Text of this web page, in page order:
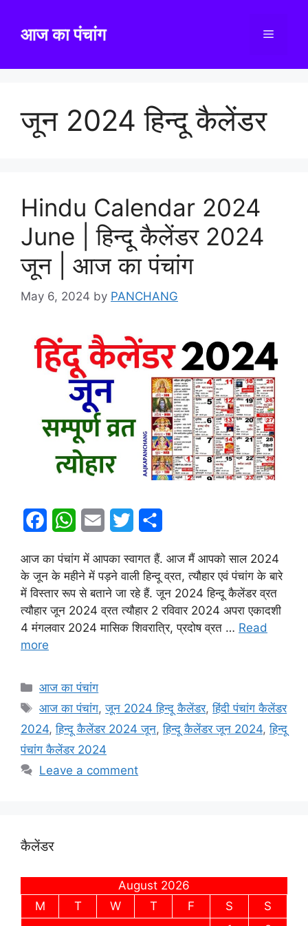
contentआज का पंचांग Menu
जून 2024 हिन्दू कैलेंडर
Hindu Calendar 2024
June | हिन्दू कैलेंडर 2024
जून | आज का पंचांग
May 6, 2024 by PANCHANG
c
e
b
k
W
a
t
s
A
p
a
i
l
i
t
t
a
r
e
आज का पंचांग में आपका स्वागत हैं. आज मैं आपको साल 2024
के जून के महीने में पड़ने वाली हिन्दू व्रत, त्यौहार एवं पंचांग के बारे
में विस्तार रूप से बताने जा रहे हैं. जून 2024 हिन्दू कैलेंडर व्रत
त्यौहार जून 2024 व्रत त्यौहार 2 रविवार 2024 अपरा एकादशी
4 मंगलवार 2024 मासिक शिवरात्रि, प्रदोष व्रत … Read
more
Categories
आज का पंचांग
Tags
आज का पंचांग,जून 2024 हिन्दू कैलेंडर,हिंदी पंचांग कैलेंडर
2024,हिन्दू कैलेंडर 2024 जून,हिन्दू कैलेंडर जून 2024,हिन्दू
पंचांग कैलेंडर 2024
Leave a comment
कैलेंडर
August 2026
M
T W T F S
S